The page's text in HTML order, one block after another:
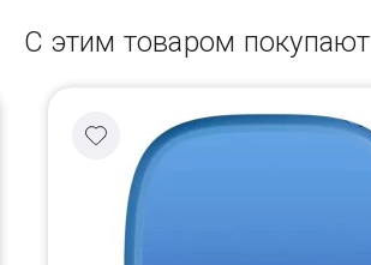
С этим товаром покупают